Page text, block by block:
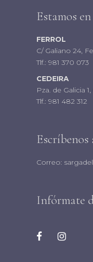
Estamos en
FERROL
C/ Galiano 24,
Tlf.: 981 370 073
CEDEIRA
Pza. de Galicia
Tlf.: 981 482 312
Escríbenos
Correo:
Infórmate